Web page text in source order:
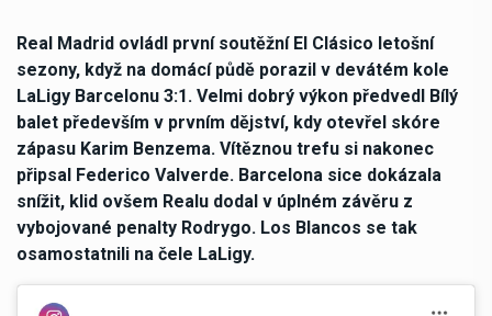
Real Madrid ovládl první soutěžní El Clásico letošní
sezony, když na domácí půdě porazil v devátém kole
LaLigy Barcelonu 3:1. Velmi dobrý výkon předvedl Bílý
balet především v prvním dějství, kdy otevřel skóre
zápasu Karim Benzema. Vítěznou trefu si nakonec
připsal Federico Valverde. Barcelona sice dokázala
snížit, klid ovšem Realu dodal v úplném závěru z
vybojované penalty Rodrygo. Los Blancos se tak
osamostatnili na čele LaLigy.